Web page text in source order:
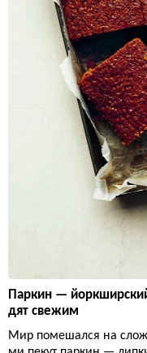
Паркин —
дят свежим
Мир помешался на